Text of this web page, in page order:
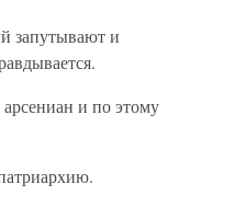
запутывают и
арсениан и по этому